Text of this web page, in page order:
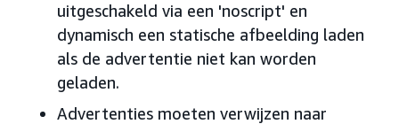
uitgeschakeld via een 'noscript' en
dynamisch een statische afbeelding laden
als de advertentie niet kan worden
geladen.
Advertenties moeten verwijzen naar